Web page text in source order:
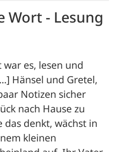
Wort - Lesung
war es, lesen und
Hänsel und Gretel,
Notizen sicher
nach Hause zu
das denkt, wächst in
kleinen